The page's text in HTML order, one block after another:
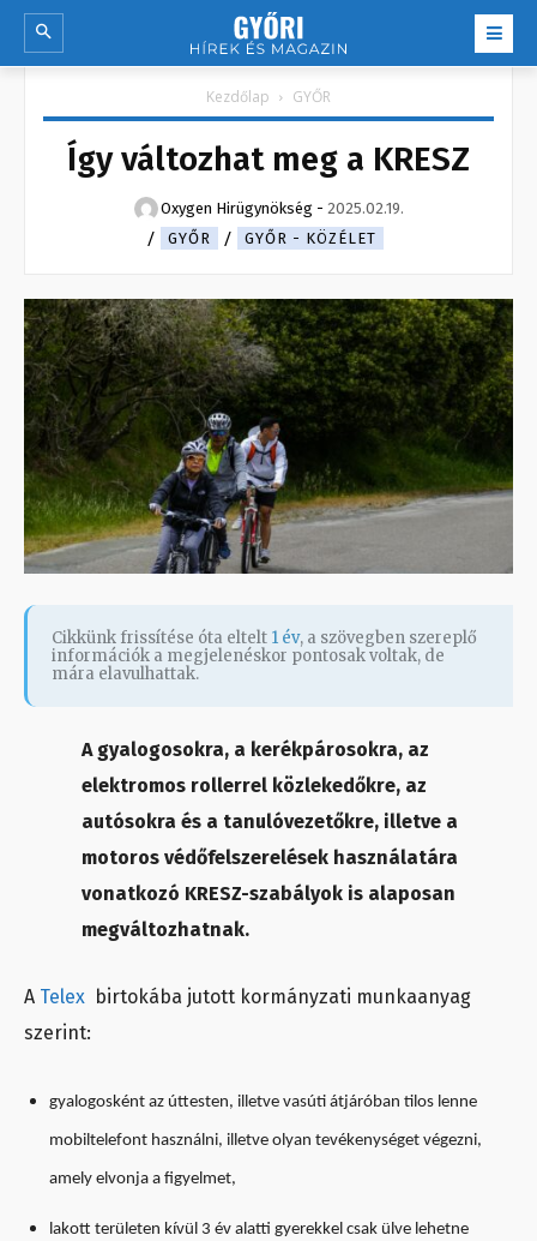
Kezdőlap GYŐR
Így változhat meg a KRESZ
Oxygen Hirügynökség - 2025.02.19.
GYŐR
GYŐR - KÖZÉLET
Cikkünk frissítése óta eltelt 1 év, a szövegben szereplő
információk a megjelenéskor pontosak voltak, de
mára elavulhattak.
A gyalogosokra, a kerékpárosokra, az
elektromos rollerrel közlekedőkre, az
autósokra és a tanulóvezetőkre, illetve a
motoros védőfelszerelések használatára
vonatkozó KRESZ-szabályok is alaposan
megváltozhatnak.
A Telex birtokába jutott kormányzati munkaanyag
szerint:
gyalogosként az úttesten, illetve vasúti átjáróban tilos lenne
mobiltelefont használni, illetve olyan tevékenységet végezni,
amely elvonja a figyelmet,
lakott területen kívül 3 év alatti gyerekkel csak ülve lehetne